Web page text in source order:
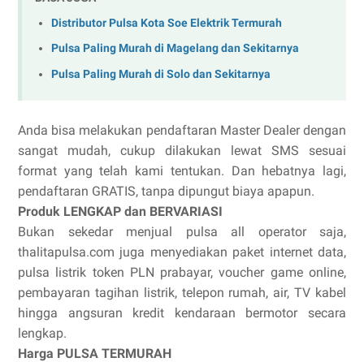
Distributor Pulsa Kota Soe Elektrik Termurah
Pulsa Paling Murah di Magelang dan Sekitarnya
Pulsa Paling Murah di Solo dan Sekitarnya
Anda bisa melakukan pendaftaran Master Dealer dengan
sangat mudah, cukup dilakukan lewat SMS sesuai
format yang telah kami tentukan. Dan hebatnya lagi,
pendaftaran GRATIS, tanpa dipungut biaya apapun.
Produk LENGKAP dan BERVARIASI
Bukan sekedar menjual pulsa all operator saja,
thalitapulsa.com juga menyediakan paket internet data,
pulsa listrik token PLN prabayar, voucher game online,
pembayaran tagihan listrik, telepon rumah, air, TV kabel
hingga angsuran kredit kendaraan bermotor secara
lengkap.
Harga PULSA TERMURAH